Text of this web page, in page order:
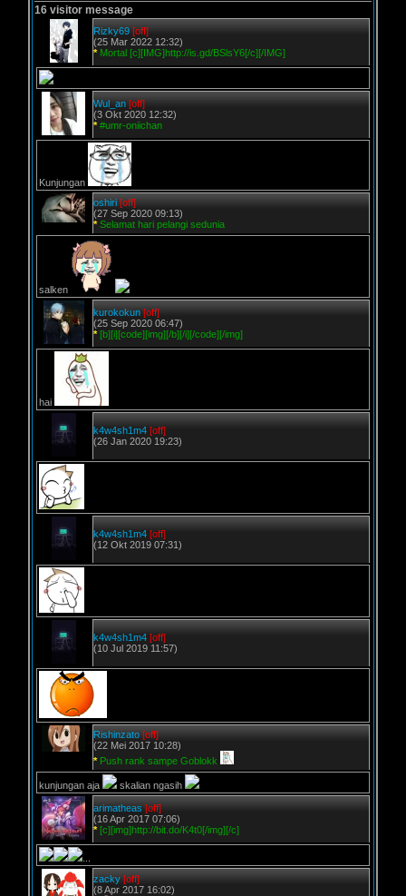
16 visitor message
Rizky69 [off]
(25 Mar 2022 12:32)
* Mortal [c][IMG]http://is.gd/BSlsY6[/c][/IMG]
Wul_an [off]
(3 Okt 2020 12:32)
* #umr-oniichan
Kunjungan
oshiri [off]
(27 Sep 2020 09:13)
* Selamat hari pelangi sedunia
salken
kurokokun [off]
(25 Sep 2020 06:47)
* [b][i][code][img][/b][/i][/code][/img]
hai
k4w4sh1m4 [off]
(26 Jan 2020 19:23)
k4w4sh1m4 [off]
(12 Okt 2019 07:31)
k4w4sh1m4 [off]
(10 Jul 2019 11:57)
Rishinzato [off]
(22 Mei 2017 10:28)
* Push rank sampe Goblokk
kunjungan aja skalian ngasih
arimatheas [off]
(16 Apr 2017 07:06)
* [c][img]http://bit.do/K4t0[/img][/c]
zacky [off]
(8 Apr 2017 16:02)